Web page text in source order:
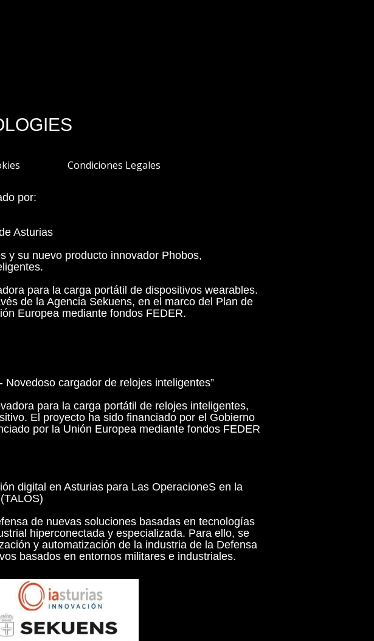
Condiciones Legales
por:
Asturias
y su nuevo producto innovador Phobos,
para la carga portátil de dispositivos wearables.
de la Agencia Sekuens, en el marco del Plan de
Europea mediante fondos FEDER.
cargador de relojes inteligentes”
para la carga portátil de relojes inteligentes,
El proyecto ha sido financiado por el Gobierno
por la Unión Europea mediante fondos FEDER
digital en Asturias para Las OperacioneS en la
de nuevas soluciones basadas en tecnologías
hiperconectada y especializada. Para ello, se
y automatización de la industria de la Defensa
basados en entornos militares e industriales.